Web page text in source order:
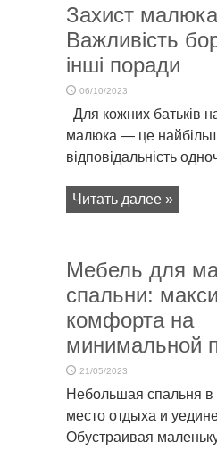
Захист
Важливість
інші поради
06/10/2023
Для кожних батьків
малюка — це
відповідальність
Читать далее »
Мебель для
спальни:
комфорта на
минимальной
21/05/2023
Небольшая спальня
место отдыха и
Обустраивая